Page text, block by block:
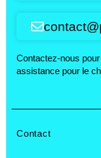
Contactez-nous
assistance pour le
Contact